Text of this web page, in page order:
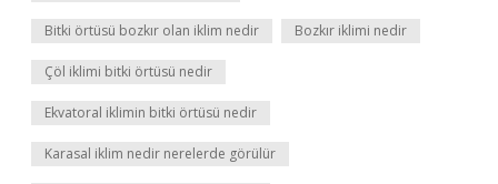
Bitki örtüsü bozkır olan iklim nedir Bozkır iklimi nedir
Çöl iklimi bitki örtüsü nedir
Ekvatoral iklimin bitki örtüsü nedir
Karasal iklim nedir nerelerde görülür